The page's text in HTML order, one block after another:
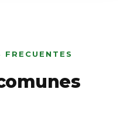
FRECUENTES